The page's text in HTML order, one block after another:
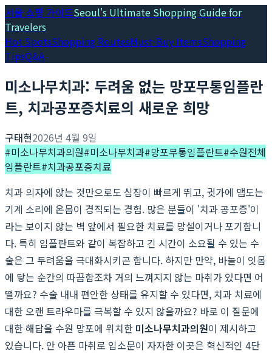
서울 쇼핑 가이드Seoul's Ultimate Shopping Guide for
Travelers
Hot SpotsShopping RoutesMust-Buy ItemsShopping
TipsQ&A
미소나무치과: 두려움 없는 망포무통임플란
트, 치과공포증치료의 새로운 희망
구태현2026년 4월 9일
#미소나무치과의원#미소나무치과#망포무통임플란트#수원전체
임플란트#치과공포증치료
치과 의자에 앉는 것만으로도 심장이 빠르게 뛰고, 귓가에 맴도는
기계 소리에 온몸이 경직되는 경험. 많은 분들이 '치과 공포증'이
라는 보이지 않는 벽 앞에서 필요한 치료를 망설이거나 포기합니
다. 특히 임플란트와 같이 복잡하고 긴 시간이 소요될 수 있는 수
술은 그 두려움을 극대화시키곤 합니다. 하지만 만약, 바늘이 잇몸
에 닿는 순간의 따끔함조차 거의 느껴지지 않는 마취가 있다면 어
떨까요? 수술 내내 편안한 상태를 유지할 수 있다면, 치과 치료에
대한 오랜 트라우마를 극복할 수 있지 않을까요? 바로 이 질문에
대한 해답을 수원 망포에 위치한 미소나무치과의원이 제시하고
있습니다. 안 아픈 마취로 입소문이 자자한 이곳은 혁신적인 4단